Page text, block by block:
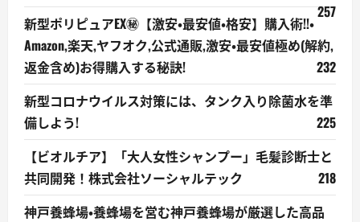
257
新型ポリピュアEX㊙【激安・最安値・格安】購入術!!・
Amazon,楽天,ヤフオク,公式通販,激安・最安値極め(解約,
返金含め)お得購入する秘訣!
232
新型コロナウイルス対策には、タンク入り除菌水を準
備しよう!
225
【ビオルチア】「大人女性シャンプー」毛髪診断士と
共同開発！株式会社ソーシャルテック
218
神戸養蜂場・養蜂場を営む神戸養蜂場が厳選した高品